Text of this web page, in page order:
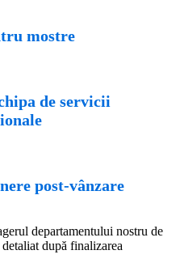
mostre
de servicii
post-vânzare
departamentului nostru de
după finalizarea